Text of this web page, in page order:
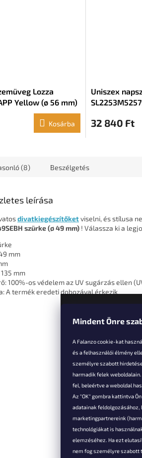
Mindent Önre
A Falanzo cookie-kat
és a felhasználói élmény
személyre szabott
harmadik felek
fel, beleértve a weboldal
Az "OK" gombra kattintva
adatainak feldolgozásához,
marketingpartnereink
technológiákat is
elemzéséhez. Ha ezt
nem fog személyre szabott
Lozza
Yellow (ø 56 mm)
Kosárba
Uniszex
32 840 Ft
(8) Beszélgetés
leírása
divatkiegészítőketviselni, és stílusa
szürke (ø 49 mm) ! Válassza ki a
mm
mm
100%-os védelem az UV sugárzás ellen
A termék eredeti dobozával érkezik
Vevőknek
Szállítás és fizetés
Panaszok és áruk
visszaküldése
Általános
Feltételek